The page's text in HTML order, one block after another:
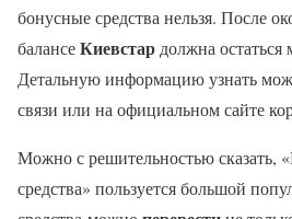
бонусные средства нельзя. После
балансеКиевстардолжна остаться
Детальную информацию узнать
связи или на официальном сайте
Можно с решительностью сказать,
средства» пользуется большой